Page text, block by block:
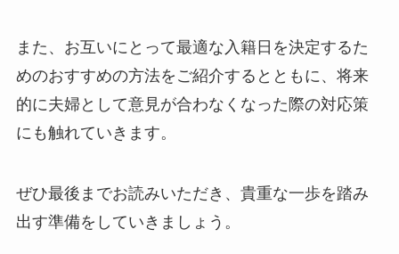
また、お互いにとって最適な入籍日を決定するた
めのおすすめの方法をご紹介するとともに、将来
的に夫婦として意見が合わなくなった際の対応策
にも触れていきます。
ぜひ最後までお読みいただき、貴重な一歩を踏み
出す準備をしていきましょう。